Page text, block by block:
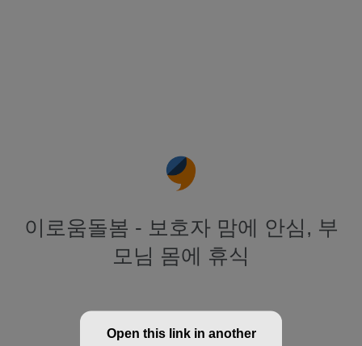
이로움돌봄 - 보호자 맘에 안심, 부
모님 몸에 휴식